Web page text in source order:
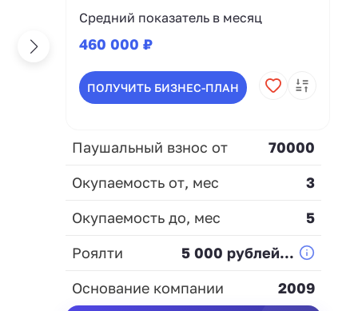
Средний показатель в месяц
460 000 ₽
ПОЛУЧИТЬ БИЗНЕС-ПЛАН
Паушальный взнос от
70000
Окупаемость от, мес
3
Окупаемость до, мес
5
Роялти
5 000 рублей...
Основание компании
2009